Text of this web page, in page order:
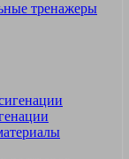
тренажеры